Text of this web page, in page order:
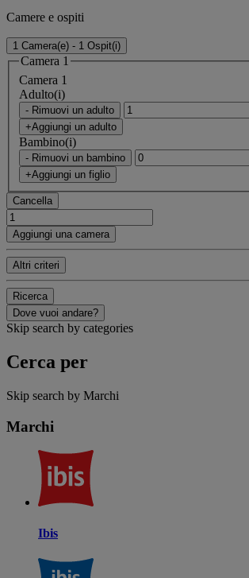
Camere e ospiti
1 Camera(e) - 1 Ospit(i)
Camera 1
Camera 1
Adulto(i)
- Rimuovi un adulto
+Aggiungi un adulto
Bambino(i)
- Rimuovi un bambino
+Aggiungi un figlio
Cancella
Aggiungi una camera
Altri criteri
Ricerca
Dove vuoi andare?
Skip search by categories
Cerca per
Skip search by Marchi
Marchi
Ibis